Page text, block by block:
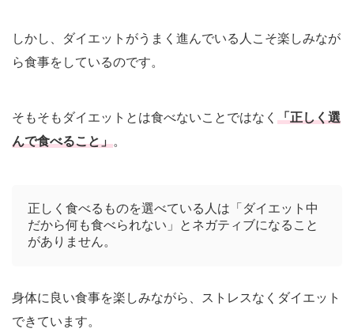
しかし、ダイエットがうまく進んでいる人こそ楽しみなが
ら食事をしているのです。
そもそもダイエットとは食べないことではなく 「正しく選
んで食べること」。
正しく食べるものを選べている人は「ダイエット中
だから何も食べられない」とネガティブになること
がありません。
身体に良い食事を楽しみながら、ストレスなくダイエット
できています。